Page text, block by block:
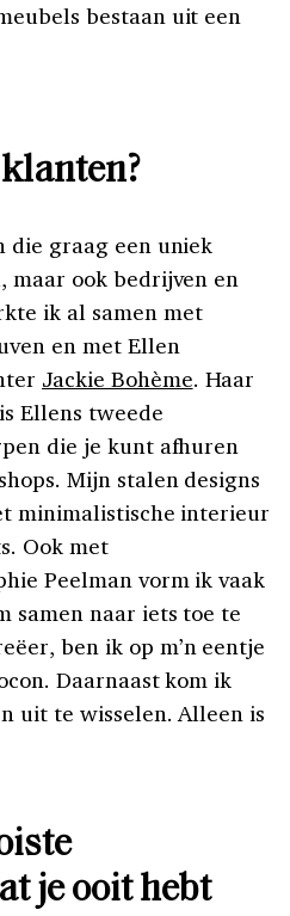
bestaan uit een
die graag een uniek
maar ook bedrijven en
ik al samen met
en met Ellen
Jackie Bohème. Haar
Ellens tweede
die je kunt afhuren
Mijn stalen designs
minimalistische interieur
Ook met
Peelman vorm ik vaak
samen naar iets toe te
ben ik op m’n eentje
Daarnaast kom ik
uit te wisselen. Alleen is
je ooit hebt